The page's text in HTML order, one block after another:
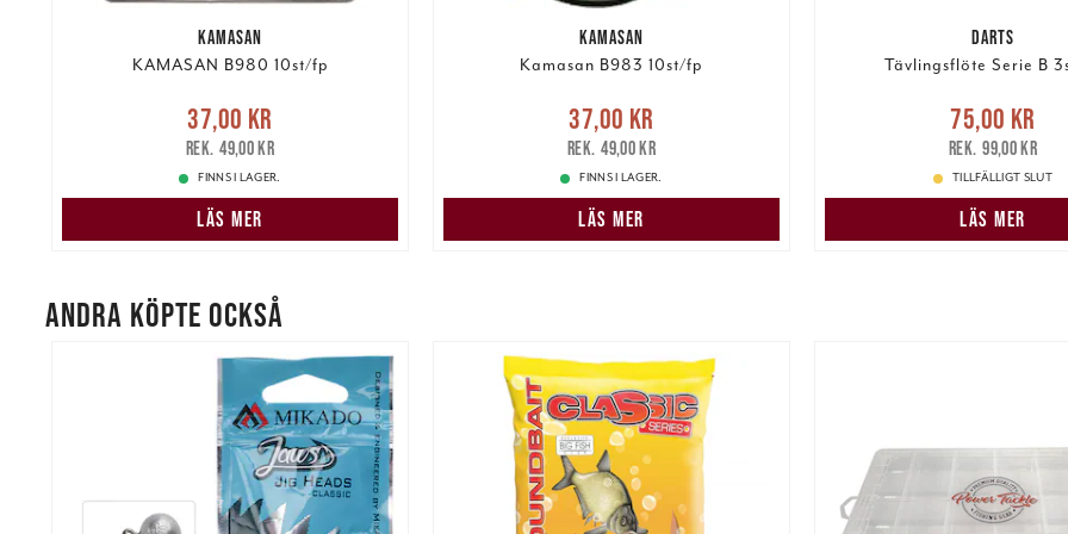
KAMASAN
KAMASAN B980 10st/fp
Nuvarande pris :37,00 kr
pris:49,00 kr
37,00 kr
49,00 kr
FINNS I LAGER.
LÄS MER
KAMASAN
Kamasan B983 10st/fp
Nuvarande pris :37,00 kr
pris:49,00 kr
37,00 kr
49,00 kr
FINNS I LAGER.
LÄS MER
DARTS
Tävlingsflöte Serie B
Nuvarande pris :75,00 kr
pris:99,00 kr
75,00 kr
99,00 kr
TILLFÄLLIGT SLUT
LÄS MER
ANDRA KÖPTE OCKSÅ